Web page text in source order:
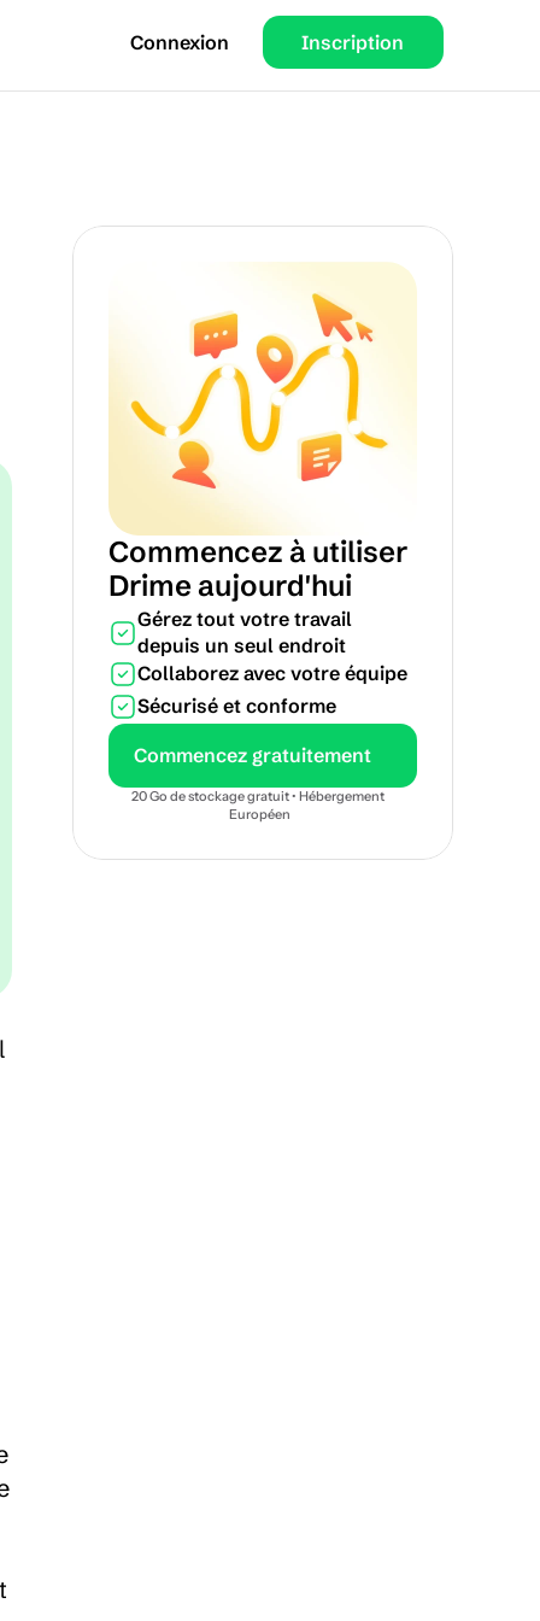
Commencez à utiliser
Drime aujourd'hui
Gérez tout votre travail
depuis un seul endroit
Collaborez avec votre équipe
Sécurisé et conforme
Commencez gratuitement
20 Go de stockage gratuit • Hébergement
Européen
Connexion Inscription